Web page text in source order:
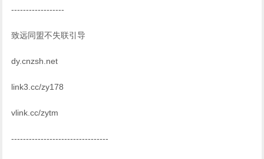
------------------
致远同盟不失联引导
dy.cnzsh.net
link3.cc/zy178
vlink.cc/zytm
---------------------------------